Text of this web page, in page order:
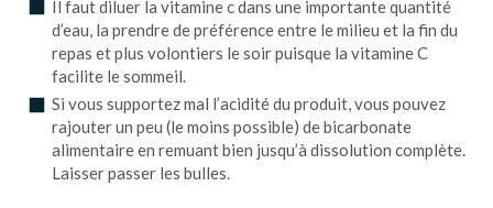
Il faut diluer la vitamine c dans une importante quantité
d’eau, la prendre de préférence entre le milieu et la fin du
repas et plus volontiers le soir puisque la vitamine C
facilite le sommeil.
Si vous supportez mal l’acidité du produit, vous pouvez
rajouter un peu (le moins possible) de bicarbonate
alimentaire en remuant bien jusqu’à dissolution complète.
Laisser passer les bulles.